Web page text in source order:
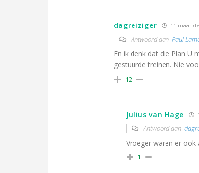
dagreiziger 11
Antwoord aan Paul
En ik denk dat die Plan U
gestuurde treinen. Nie
12
Julius van Hage
Antwoord aan
Vroeger waren er ook
1